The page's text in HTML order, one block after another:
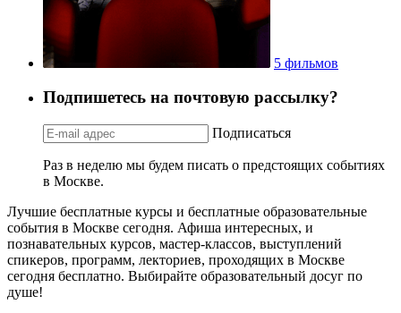
5 фильмов
Подпишетесь на почтовую рассылку?
Подписаться
Раз в неделю мы будем писать о предстоящих событиях
в Москве.
Лучшие бесплатные курсы и бесплатные образовательные
события в Москве сегодня. Афиша интересных, и
познавательных курсов, мастер-классов, выступлений
спикеров, программ, лекториев, проходящих в Москве
сегодня бесплатно. Выбирайте образовательный досуг по
душе!